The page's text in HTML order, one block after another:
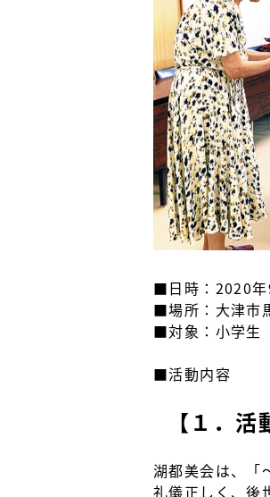
■日時：2020年
■場所：大津市
■対象：小学生
■活動内容
【１．活
湖都美会は、「
礼儀正しく、後